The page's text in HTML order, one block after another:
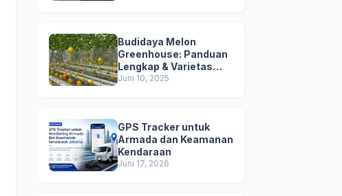
Budidaya Melon
Greenhouse: Panduan
Lengkap & Varietas
Unggul
Juni 10, 2025
GPS Tracker untuk
Armada dan Keamanan
Kendaraan
Juni 17, 2026